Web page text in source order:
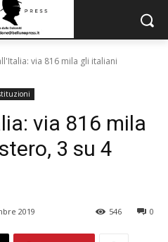
via 816 mila gli italiani
via 816 mila
3 su 4
2019 0
546